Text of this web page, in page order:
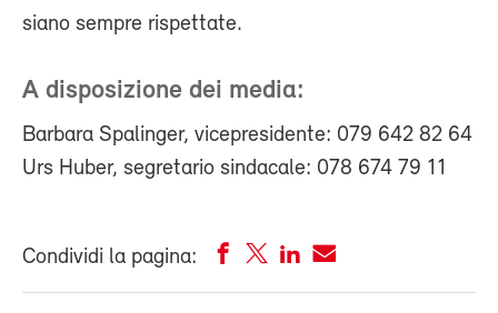
siano sempre rispettate.
A disposizione dei media:
Barbara Spalinger, vicepresidente: 079 642 82 64
Urs Huber, segretario sindacale: 078 674 79 11
Condividi la pagina: